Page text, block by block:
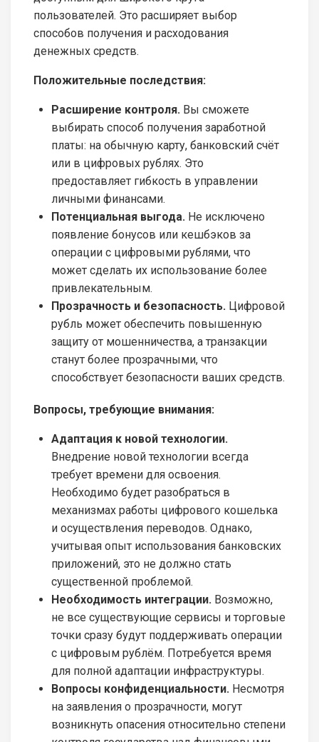
пользователей. Это расширяет выбор
способов получения и расходования
денежных средств.
Положительные последствия:
Расширение контроля. Вы сможете
выбирать способ получения заработной
платы: на обычную карту, банковский счёт
или в цифровых рублях. Это
предоставляет гибкость в управлении
личными финансами.
Потенциальная выгода. Не исключено
появление бонусов или кешбэков за
операции с цифровыми рублями, что
может сделать их использование более
привлекательным.
Прозрачность и безопасность. Цифровой
рубль может обеспечить повышенную
защиту от мошенничества, а транзакции
станут более прозрачными, что
способствует безопасности ваших средств.
Вопросы, требующие внимания:
Адаптация к новой технологии.
Внедрение новой технологии всегда
требует времени для освоения.
Необходимо будет разобраться в
механизмах работы цифрового кошелька
и осуществления переводов. Однако,
учитывая опыт использования банковских
приложений, это не должно стать
существенной проблемой.
Необходимость интеграции. Возможно,
не все существующие сервисы и торговые
точки сразу будут поддерживать операции
с цифровым рублём. Потребуется время
для полной адаптации инфраструктуры.
Вопросы конфиденциальности. Несмотря
на заявления о прозрачности, могут
возникнуть опасения относительно степени